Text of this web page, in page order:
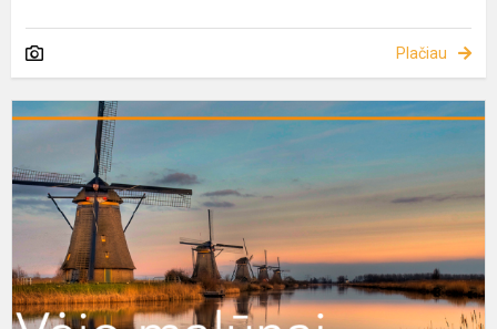
Plačiau